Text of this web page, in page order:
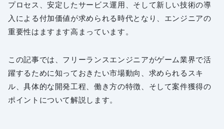
プロセス、安定したサービス運用、そして新しい技術の導
入による付加価値が求められる時代となり、エンジニアの
重要性はますます高まっています。
この記事では、フリーランスエンジニアがゲーム業界で活
躍するために知っておきたい市場動向、求められるスキ
ル、具体的な開発工程、働き方の特徴、そして案件獲得の
ポイントについて解説します。